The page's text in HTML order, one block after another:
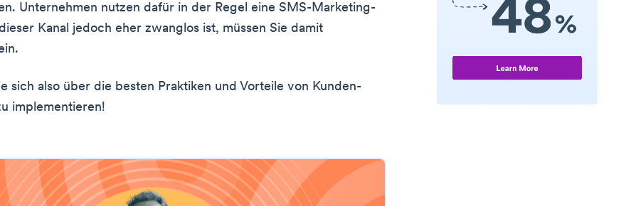
Unternehmen nutzen dafür in der Regel eine SMS-Marketing-
Kanal jedoch eher zwanglos ist, müssen Sie damit
sich also über die besten Praktiken und Vorteile von Kunden-
implementieren!